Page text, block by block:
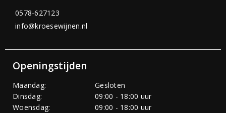
0578-627123
info@kroesewijnen.nl
Openingstijden
Maandag:
Gesloten
Dinsdag:
09:00 - 18:00 uur
Woensdag:
09:00 - 18:00 uur